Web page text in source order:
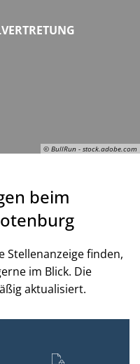
© BullRun - stock.adobe.com
beim
Stellenanzeige finden,
im Blick. Die
aktualisiert.